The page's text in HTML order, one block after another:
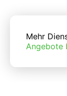
Mehr
Angebote